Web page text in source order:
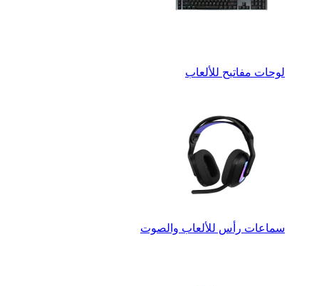
لوحات مفاتيح للألعاب
سماعات رأس للألعاب والصوت